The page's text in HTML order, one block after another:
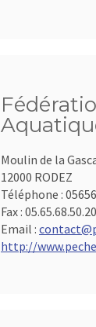
Moulin de la
12000 RODEZ
Téléphone :
Fax : 05.65.68.50.20
Email :
http://